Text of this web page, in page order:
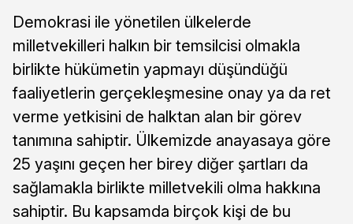
Demokrasi ile yönetilen ülkelerde
milletvekilleri halkın bir temsilcisi olmakla
birlikte hükümetin yapmayı düşündüğü
faaliyetlerin gerçekleşmesine onay ya da ret
verme yetkisini de halktan alan bir görev
tanımına sahiptir. Ülkemizde anayasaya göre
25 yaşını geçen her birey diğer şartları da
sağlamakla birlikte milletvekili olma hakkına
sahiptir. Bu kapsamda birçok kişi de bu